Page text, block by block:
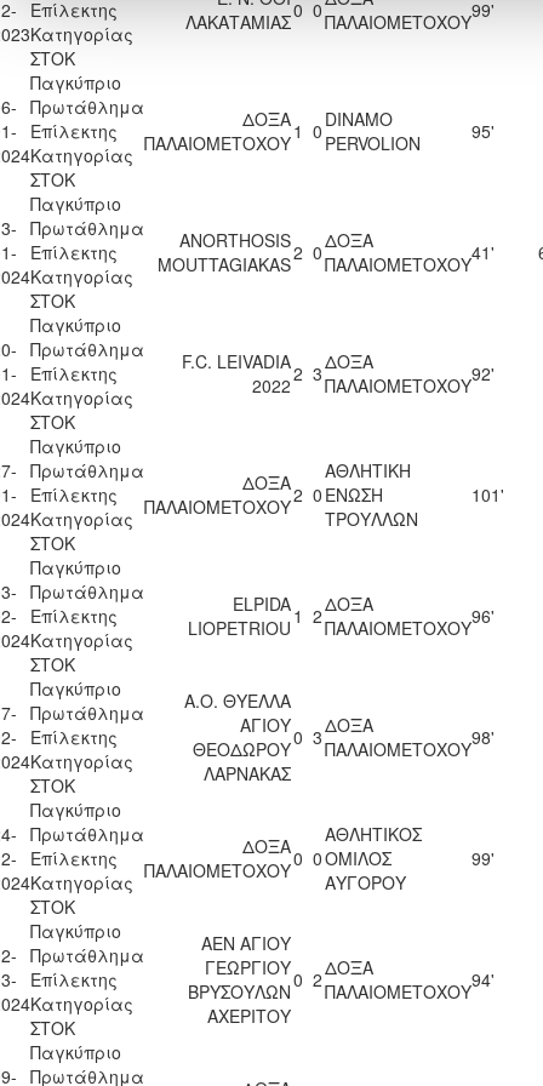
Επίλεκτης
Κατηγορίας
ΣΤΟΚ
ΛΑΚΑΤΑΜΙΑΣ0 0ΠΑΛΑΙΟΜΕΤΟΧΟΥ99'
Παγκύπριο
Πρωτάθλημα
Επίλεκτης
Κατηγορίας
ΣΤΟΚ
ΔΟΞΑ
ΠΑΛΑΙΟΜΕΤΟΧΟΥ1 0 DINAMO
PERVOLION
95'
Παγκύπριο
Πρωτάθλημα
Επίλεκτης
Κατηγορίας
ΣΤΟΚ
ANORTHOSIS
MOUTTAGIAKAS2 0ΔΟΞΑ
ΠΑΛΑΙΟΜΕΤΟΧΟΥ41'
Παγκύπριο
Πρωτάθλημα
Επίλεκτης
Κατηγορίας
ΣΤΟΚ
F.C. LEIVADIA
20222 3ΔΟΞΑ
ΠΑΛΑΙΟΜΕΤΟΧΟΥ92'
Παγκύπριο
Πρωτάθλημα
Επίλεκτης
Κατηγορίας
ΣΤΟΚ
ΔΟΞΑ
ΠΑΛΑΙΟΜΕΤΟΧΟΥ2 0
ΑΘΛΗΤΙΚΗ
ΕΝΩΣΗ
ΤΡΟΥΛΛΩΝ
101'
Παγκύπριο
Πρωτάθλημα
Επίλεκτης
Κατηγορίας
ΣΤΟΚ
ELPIDA
LIOPETRIOU 1 2ΔΟΞΑ
ΠΑΛΑΙΟΜΕΤΟΧΟΥ96'
Παγκύπριο
Πρωτάθλημα
Επίλεκτης
Κατηγορίας
ΣΤΟΚ
Α.Ο. ΘΥΕΛΛΑ
ΑΓΙΟΥ
ΘΕΟΔΩΡΟΥ
ΛΑΡΝΑΚΑΣ
0 3ΔΟΞΑ
ΠΑΛΑΙΟΜΕΤΟΧΟΥ98'
Παγκύπριο
Πρωτάθλημα
Επίλεκτης
Κατηγορίας
ΣΤΟΚ
ΔΟΞΑ
ΠΑΛΑΙΟΜΕΤΟΧΟΥ0 0
ΑΘΛΗΤΙΚΟΣ
ΟΜΙΛΟΣ
ΑΥΓΟΡΟΥ
99'
Παγκύπριο
Πρωτάθλημα
Επίλεκτης
Κατηγορίας
ΣΤΟΚ
ΑΕΝ ΑΓΙΟΥ
ΓΕΩΡΓΙΟΥ
ΒΡΥΣΟΥΛΩΝ
ΑΧΕΡΙΤΟΥ
0 2ΔΟΞΑ
ΠΑΛΑΙΟΜΕΤΟΧΟΥ94'
Παγκύπριο
Πρωτάθλημα